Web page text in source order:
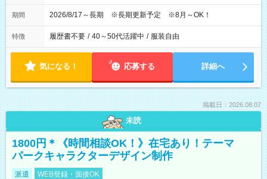
期間 2026/8/17～長期 ※長期更新予定 ※8月～OK！
特徴 履歴書不要 / 40～50代活躍中 / 服装自由
気になる！ 応募する 詳細へ
掲載日：2026.08.07
未読
1800円＊《時間相談OK！》在宅あり！テーマ
パークキャラクターデザイン制作
派遣 WEB登録・面接OK